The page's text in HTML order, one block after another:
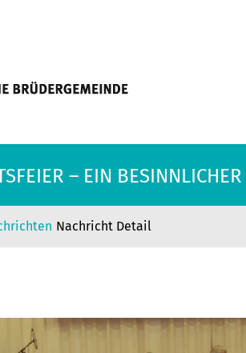
– EIN
Nachricht Detail